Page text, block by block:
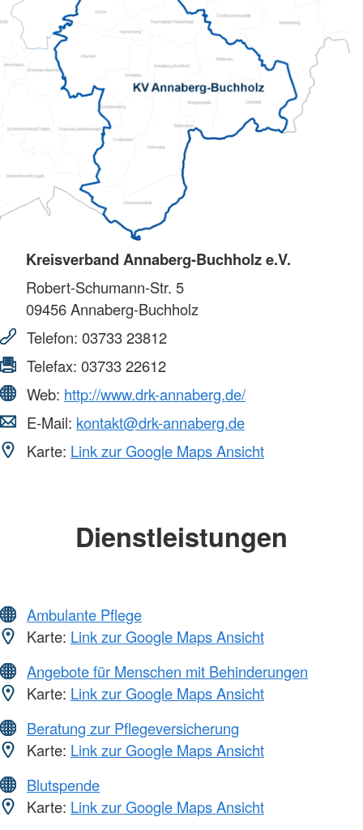
Kreisverband Annaberg-Buchholz e.V.
Robert-Schumann-Str. 5
09456Annaberg-Buchholz
Telefon: 03733 23812
Telefax: 03733 22612
Web: http://www.drk-annaberg.de/
E-Mail: kontakt@drk-annaberg.de
Karte: Link zur Google Maps Ansicht
Dienstleistungen
Ambulante Pflege
Karte: Link zur Google Maps Ansicht
Angebote für Menschen mit Behinderungen
Karte: Link zur Google Maps Ansicht
Beratung zur Pflegeversicherung
Karte: Link zur Google Maps Ansicht
Blutspende
Karte: Link zur Google Maps Ansicht